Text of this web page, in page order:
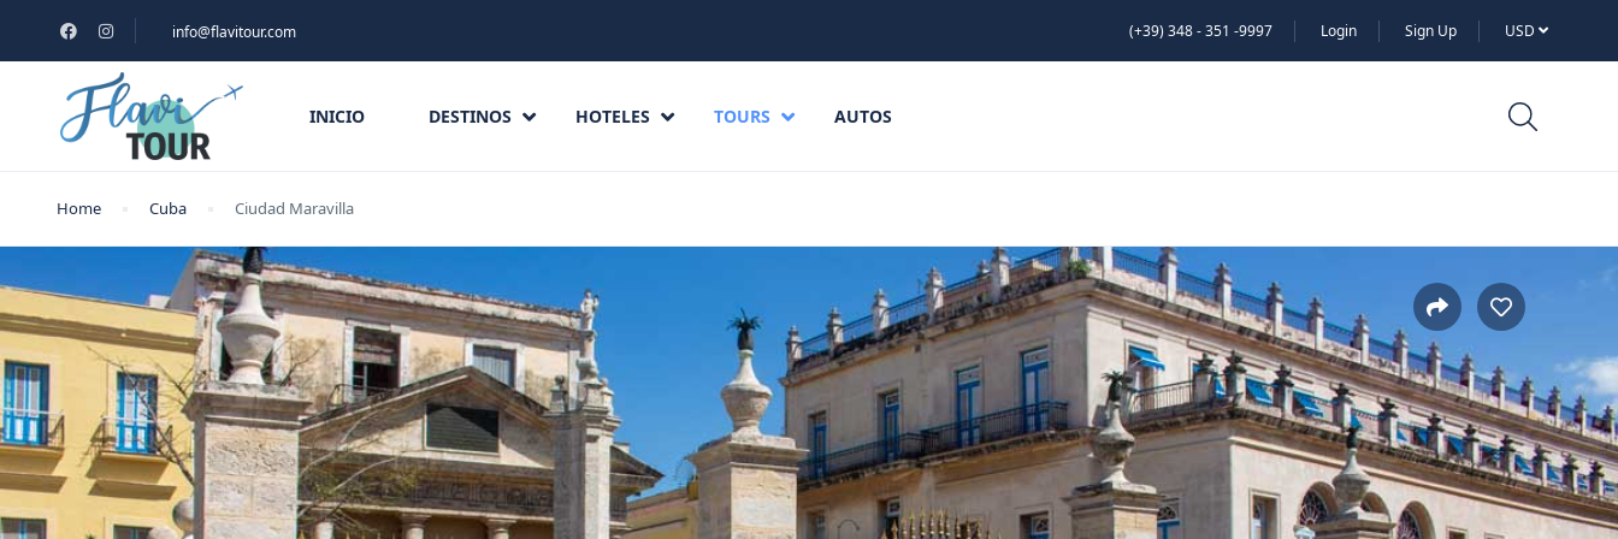
info@flavitour.com (+39) 348 - 351 -9997 Login Sign Up USD
INICIO DESTINOS HOTELES TOURS AUTOS
Home Cuba Ciudad Maravilla